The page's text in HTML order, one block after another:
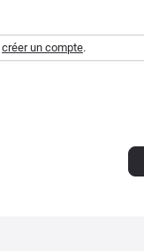
créer un compte.